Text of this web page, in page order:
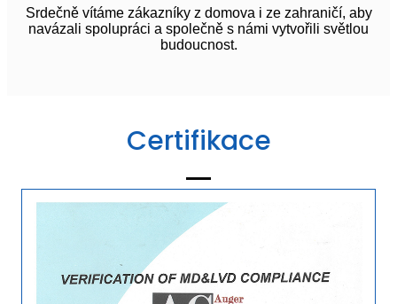
Srdečně vítáme zákazníky z domova i ze zahraničí, aby
navázali spolupráci a společně s námi vytvořili světlou
budoucnost.
Certifikace